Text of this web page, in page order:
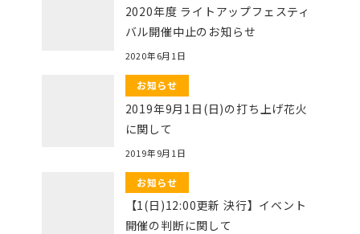
2020年度 ライトアップフェスティ
バル開催中止のお知らせ
2020年6月1日
お知らせ
2019年9月1日(日)の打ち上げ花火
に関して
2019年9月1日
お知らせ
【1(日)12:00更新 決行】イベント
開催の判断に関して